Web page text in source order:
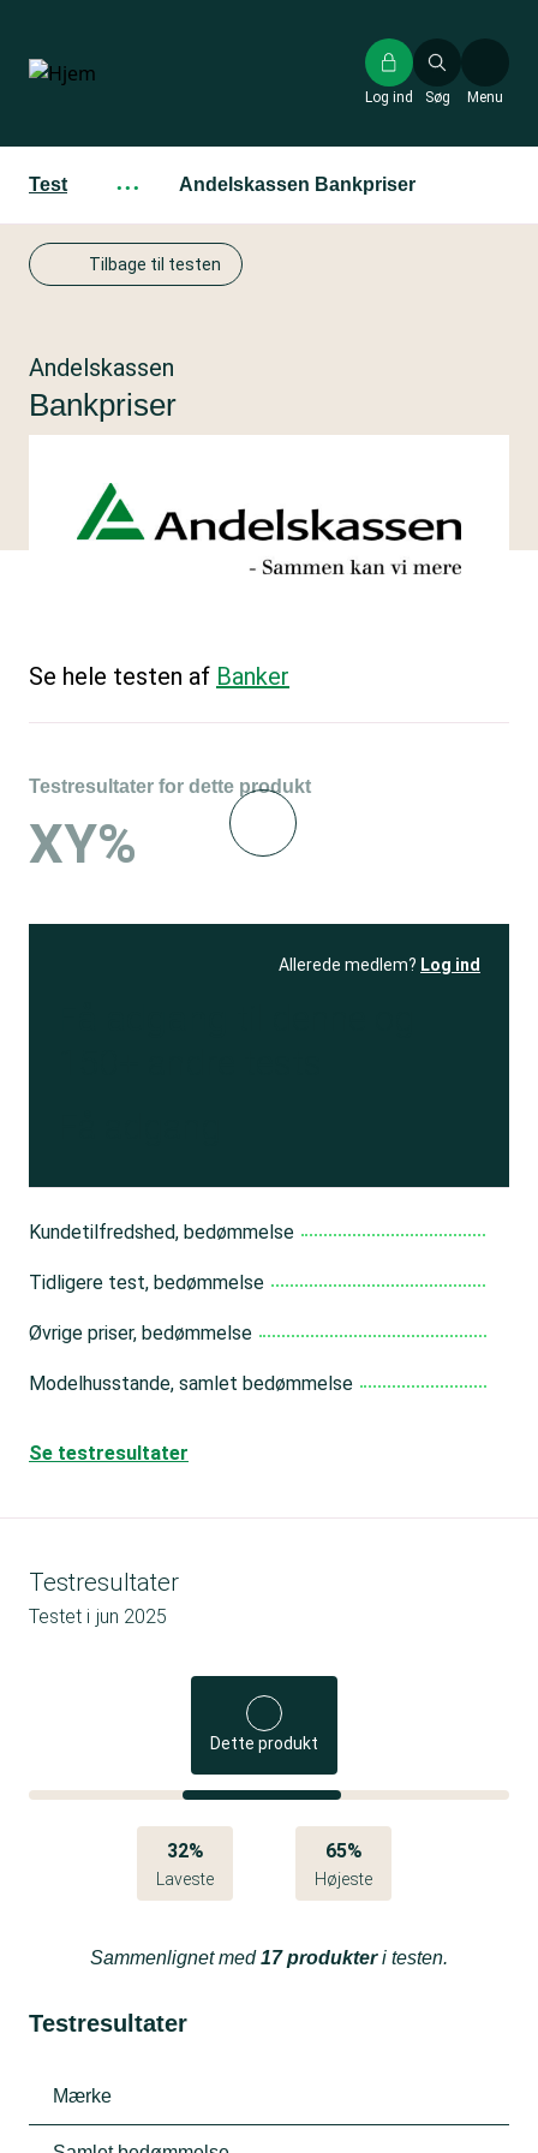
hovedindhold
Søg
Log ind Menu
Test ··· Andelskassen Bankpriser
Tilbage til testen
Andelskassen
Bankpriser
Se hele testen af Banker
Testresultater for dette produkt
XY%
Allerede medlem? Log ind
Kundetilfredshed, bedømmelse
Tidligere test, bedømmelse
Øvrige priser, bedømmelse
Modelhusstande, samlet bedømmelse
Se testresultater
Testresultater
Testet i jun 2025
Dette produkt
32%
Laveste
65%
Højeste
Sammenlignet med17 produkteri testen.
Testresultater
Mærke